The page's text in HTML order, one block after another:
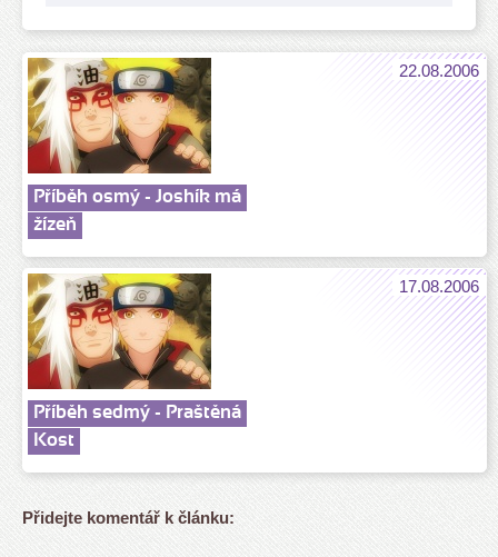
22.08.2006
Příběh osmý - Joshík má
žízeň
17.08.2006
Příběh sedmý - Praštěná
Kost
Přidejte komentář k článku: